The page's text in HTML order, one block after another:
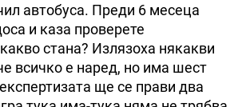
автобуса. Преди 6 месеца
и каза проверете
стана? Излязоха някакви
всичко е наред, но има шест
ще се прави два